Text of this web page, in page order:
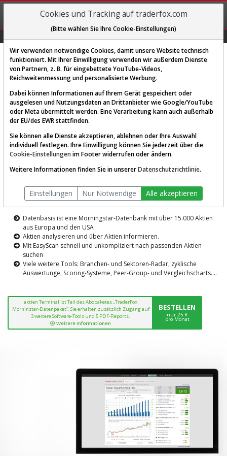
REGIS-
TRIEREN
Diese Funktion ist nur für
AKTIEN-TERMINAL
Die Aktienanalyse-Plattform von
TraderFox
Datenbasis ist eine Morningstar-Datenbank mit über 15.000 Aktien
aus Europa und den USA
Aktien analysieren und über Aktien informieren.
Mit EasyScan schnell und unkompliziert nach passenden Aktien
suchen
Viele weitere Tools: Branchen- und Sektoren-Radar, zyklische
Auswertunge, Scoring-Systeme, Peer-Group- und Vergleichscharts....
aktien Terminal ist Teil des Abopaketes „TraderFox
Morninstar-Datenpaket“. Sie erhalten zusätzlich Zugang auf
3 weitere Software-Tools und 5 PDF-Reports.
Weitere Informationen
BESTELLEN
nur 25 €
pro Monat
Cookies und Tracking auf traderfox.com
(Bitte wählen Sie Ihre Cookie-Einstellungen)
Wir verwenden notwendige Cookies, damit unsere Website technisch
funktioniert. Mit Ihrer Einwilligung verwenden wir außerdem Dienste
von Partnern, z. B. für eingebettete YouTube-Videos,
Reichweitenmessung und personalisierte Werbung.
Dabei können Informationen auf Ihrem Gerät gespeichert oder
ausgelesen und Nutzungsdaten an Drittanbieter wie Google/YouTube
oder Meta übermittelt werden. Eine Verarbeitung kann auch außerhalb
der EU/des EWR stattfinden.
Sie können alle Dienste akzeptieren, ablehnen oder Ihre Auswahl
individuell festlegen. Ihre Einwilligung können Sie jederzeit über die
Cookie-Einstellungen im Footer widerrufen oder ändern.
Weitere Informationen finden Sie in unsererDatenschutzrichtlinie.
Einstellungen Nur Notwendige Alle akzeptieren